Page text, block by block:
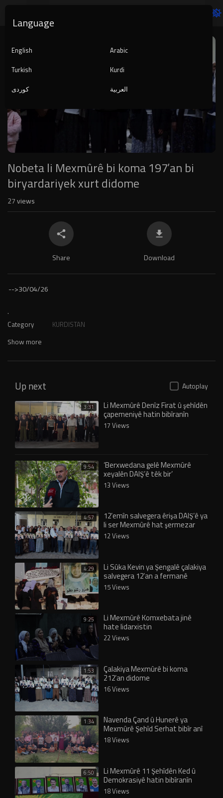
Player
auto
Nobeta li Mexmûrê bi koma 197’an bi
biryardariyek xurt didome
27views
Share Download
-->30/04/26
.
Category KURDISTAN
Show more
Up next Autoplay
3:31 Li Mexmûrê Denîz Firat û şehîdên
çapemeniyê hatin bibîranîn
17 Views
9:54 ‘Berxwedana gelê Mexmûrê
xeyalên DAIŞ’ê têk bir’
13 Views
4:57 12’emîn salvegera êrişa DAIŞ’ê ya
li ser Mexmûrê hat şermezar
kirin
12 Views
4:29 Li Sûka Kevin ya Şengalê çalakiya
salvegera 12’an a fermanê
didome
15 Views
9:25 Li Mexmûrê Komxebata jinê
hate lidarxistin
22 Views
1:53 Çalakiya Mexmûrê bi koma
212’an didome
16 Views
1:34 Navenda Çand û Hunerê ya
Mexmûrê Şehîd Serhat bibîr anî
18 Views
6:50 Li Mexmûrê 11 Şehîdên Ked û
Demokrasiyê hatin bibîranîn
18 Views
Language
English
Arabic
Turkish
Kurdi
کوردی
العربية